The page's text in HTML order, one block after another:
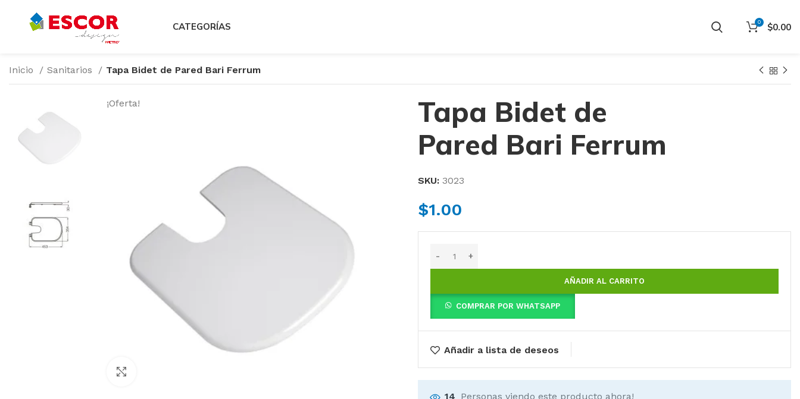
CATEGORÍAS 0 $0.00
Inicio Sanitarios Tapa Bidet de Pared Bari Ferrum
¡Oferta!
Tapa Bidet de
Pared Bari Ferrum
SKU: 3023
$1.00
AÑADIR AL CARRITO
COMPRAR POR WHATSAPP
Añadir a lista de deseos
14 Personas viendo este producto ahora!